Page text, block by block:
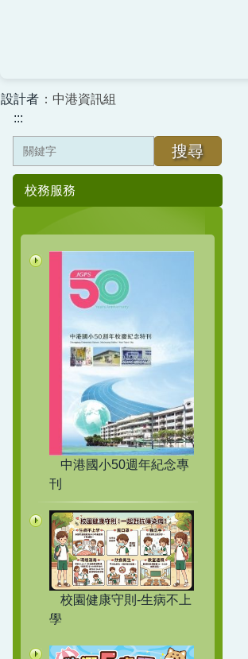
設計者 ：中港資訊組
:::
搜尋
校務服務
中港國小50週年紀念專
刊
校園健康守則-生病不上
學